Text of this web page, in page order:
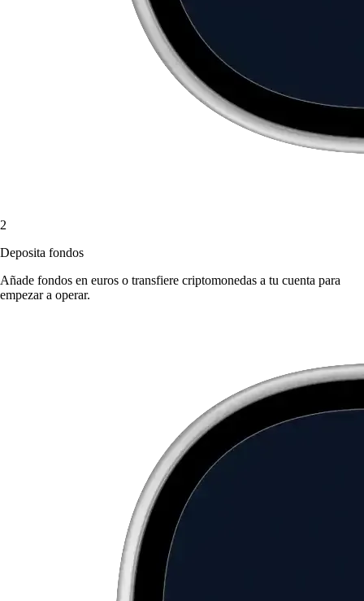
2
Deposita fondos
Añade fondos en euros o transfiere criptomonedas a tu cuenta para
empezar a operar.